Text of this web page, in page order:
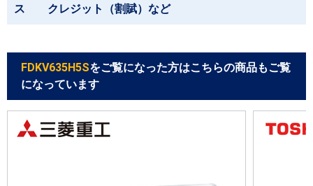
ス クレジット（割賦）など
FDKV635H5Sをご覧になった方はこちらの商品もご覧
になっています